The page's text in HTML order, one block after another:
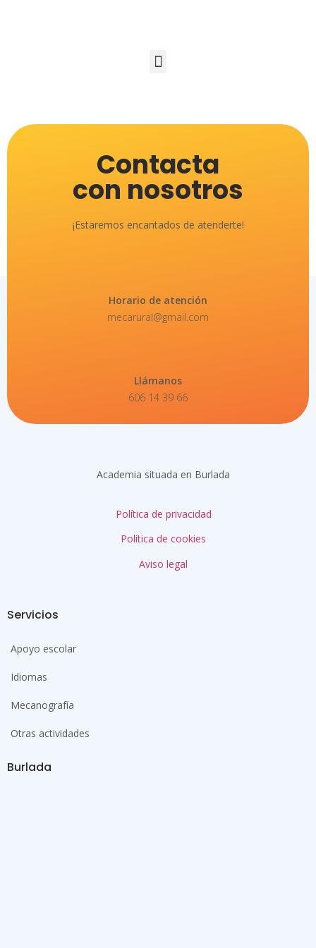
Contacta
con nosotros
¡Estaremos encantados de atenderte!
Horario de atención
mecarural@gmail.com
Llámanos
606 14 39 66
Academia situada en Burlada
Política de privacidad
Política de cookies
Aviso legal
Servicios
Apoyo escolar
Idiomas
Mecanografía
Otras actividades
Burlada